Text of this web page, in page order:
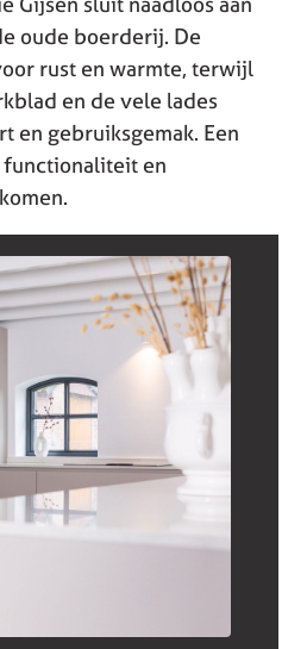
oude boerderij. De
rust en warmte, terwijl
en de vele lades
en gebruiksgemak. Een
functionaliteit en